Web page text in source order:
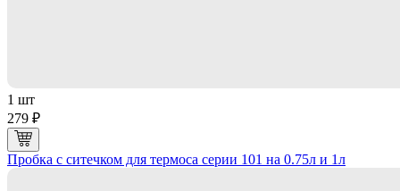
1 шт
279 ₽
Пробка с ситечком для термоса серии 101 на 0.75л и 1л